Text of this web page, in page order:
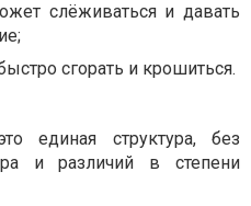
слёживаться и давать
сгорать и крошиться.
единая структура, без
и различий в степени